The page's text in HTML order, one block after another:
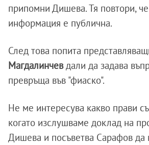
припомни Дишева. Тя повтори, че
информация е публична.
След това попита
Магдалинчевдали да задава
превръща във "фиаско".
Не ме интересува какво прави
когато изслушваме доклад на
Дишева и посъветва Сарафов да